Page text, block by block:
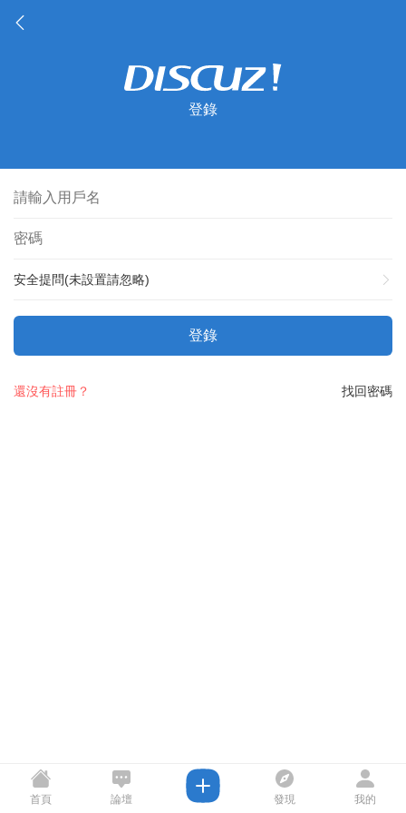
登錄
安全提問(未設置請忽略)
登錄
找回密碼
還沒有註冊？
首頁 論壇 發現 我的